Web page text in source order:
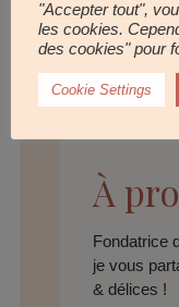
À
Fondatrice
je vous
& délices !
"Accepter tout",
les cookies.
des cookies" pour
Cookie Settings